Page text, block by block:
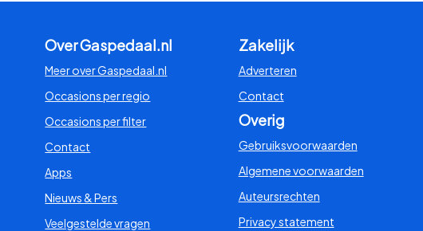
Over Gaspedaal.nl
Meer over Gaspedaal.nl
Occasions per regio
Occasions per filter
Contact
Apps
Nieuws & Pers
Veelgestelde vragen
Zakelijk
Adverteren
Contact
Overig
Gebruiksvoorwaarden
Algemene voorwaarden
Auteursrechten
Privacy statement